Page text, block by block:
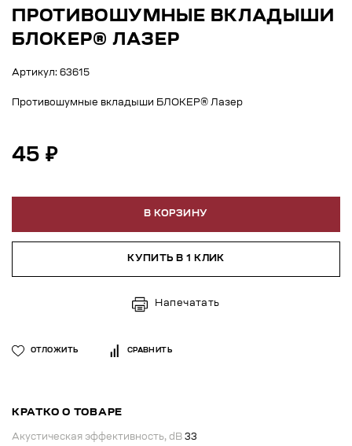
ПРОТИВОШУМНЫЕ ВКЛАДЫШИ
БЛОКЕР® ЛАЗЕР
Артикул: 63615
Противошумные вкладыши БЛОКЕР® Лазер
45 ₽
В КОРЗИНУ
КУПИТЬ В 1 КЛИК
Напечатать
ОТЛОЖИТЬ СРАВНИТЬ
КРАТКО О ТОВАРЕ
Акустическая эффективность, dB 33